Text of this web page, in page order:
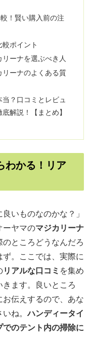
！賢い購入前の注
ポイント
ーナを選ぶべき人
ーナのよくある質
口コミとレビュ
解説！【まとめ】
わかる！リア
いものなのかな？」
ーヤマのマジカリーナ
ところどうなんだろ
ず。ここでは、実際に
リアルな口コミ を集め
ます。良いところ
お伝えするので、あな
いね。ハンディータイ
のテント内の掃除に